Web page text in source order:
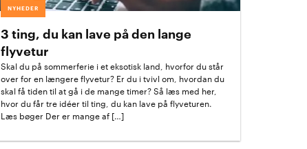
NYHEDER
3 ting, du kan lave på den lange
flyvetur
Skal du på sommerferie i et eksotisk land, hvorfor du står
over for en længere flyvetur? Er du i tvivl om, hvordan du
skal få tiden til at gå i de mange timer? Så læs med her,
hvor du får tre idéer til ting, du kan lave på flyveturen.
Læs bøger Der er mange af […]